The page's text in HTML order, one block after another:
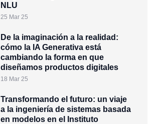
NLU
25 Mar 25
De la imaginación a la realidad:
cómo la IA Generativa está
cambiando la forma en que
diseñamos productos digitales
18 Mar 25
Transformando el futuro: un viaje
a la ingeniería de sistemas basada
en modelos en el Instituto